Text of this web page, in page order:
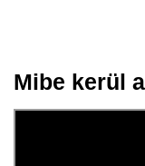
Mibe kerül